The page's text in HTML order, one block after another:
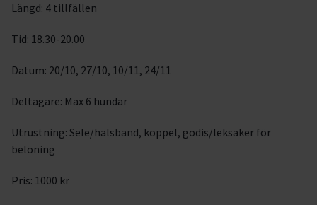
Längd: 4 tillfällen
Tid: 18.30-20.00
Datum: 20/10, 27/10, 10/11, 24/11
Deltagare: Max 6 hundar
Utrustning: Sele/halsband, koppel, godis/leksaker för
belöning
Pris: 1000 kr